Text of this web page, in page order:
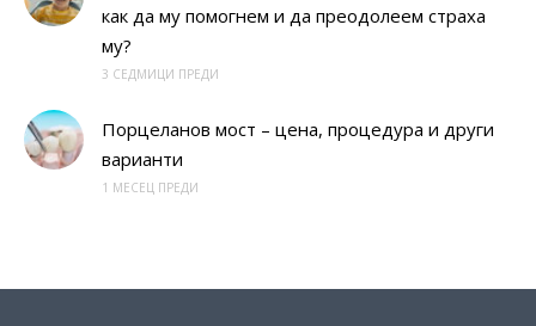
как да му помогнем и да преодолеем страха
му?
3 СЕДМИЦИ ПРЕДИ
Порцеланов мост – цена, процедура и други
варианти
1 МЕСЕЦ ПРЕДИ